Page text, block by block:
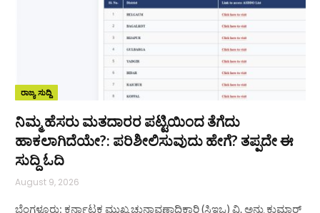
ರಾಜ್ಯ ಸುದ್ದಿ
ನಿಮ್ಮ ಹೆಸರು ಮತದಾರರ ಪಟ್ಟಿಯಿಂದ ತೆಗೆದು
ಹಾಕಲಾಗಿದೆಯೇ?: ಪರಿಶೀಲಿಸುವುದು ಹೇಗೆ? ತಪ್ಪದೇ ಈ
ಸುದ್ದಿ ಓದಿ
August 9, 2026
ಬೆಂಗಳೂರು: ಕರ್ನಾಟಕ ಮುಖ್ಯ ಚುನಾವಣಾಧಿಕಾರಿ (ಸಿಇಒ) ವಿ. ಅನ್ಬು ಕುಮಾರ್